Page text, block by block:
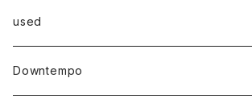
used
Downtempo